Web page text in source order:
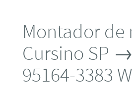
Montador de
Cursino SP
95164-3383